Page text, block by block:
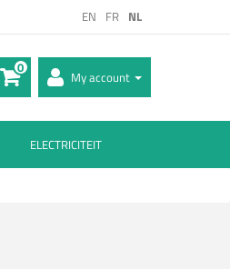
EN FR NL
My account
0
ELECTRICITEIT